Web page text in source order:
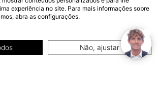
experiência no site. Para mais informações sobre
abra as configurações.
Não, ajustar